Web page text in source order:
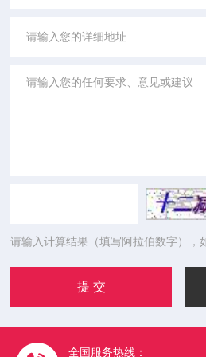
请输入计算结果（填写阿拉伯数字），
全国服务热线：